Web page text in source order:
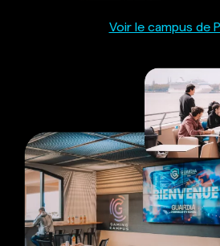
Voir le campus de